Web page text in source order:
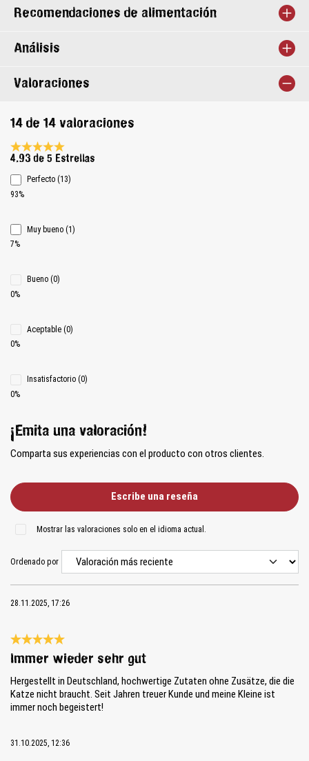
Recomendaciones de alimentación
Análisis
Valoraciones
14 de 14 valoraciones
Calificación promedio de 4.9 de 5 estrellas
4.93 de 5 Estrellas
Perfecto (13)
93%
Muy bueno (1)
7%
Bueno (0)
0%
Aceptable (0)
0%
Insatisfactorio (0)
0%
¡Emita una valoración!
Comparta sus experiencias con el producto con otros clientes.
Escribe una reseña
Mostrar las valoraciones solo en el idioma actual.
Ordenado por
28.11.2025, 17:26
Reseña con calificación de 5 de 5 estrellas
Immer wieder sehr gut
Hergestellt in Deutschland, hochwertige Zutaten ohne Zusätze, die die
Katze nicht braucht. Seit Jahren treuer Kunde und meine Kleine ist
immer noch begeistert!
31.10.2025, 12:36